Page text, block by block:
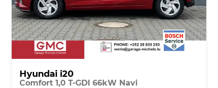
Hyundai i20
Comfort 1,0 T-GDI 66kW Navi